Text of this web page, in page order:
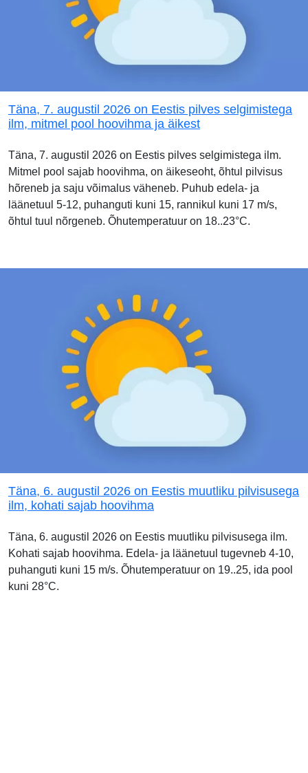
Täna, 7. augustil 2026 on Eestis pilves selgimistega
ilm, mitmel pool hoovihma ja äikest
Täna, 7. augustil 2026 on Eestis pilves selgimistega ilm.
Mitmel pool sajab hoovihma, on äikeseoht, õhtul pilvisus
hõreneb ja saju võimalus väheneb. Puhub edela- ja
läänetuul 5-12, puhanguti kuni 15, rannikul kuni 17 m/s,
õhtul tuul nõrgeneb. Õhutemperatuur on 18..23°C.
Täna, 6. augustil 2026 on Eestis muutliku pilvisusega
ilm, kohati sajab hoovihma
Täna, 6. augustil 2026 on Eestis muutliku pilvisusega ilm.
Kohati sajab hoovihma. Edela- ja läänetuul tugevneb 4-10,
puhanguti kuni 15 m/s. Õhutemperatuur on 19..25, ida pool
kuni 28°C.